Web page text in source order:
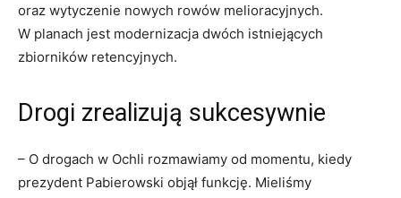
oraz wytyczenie nowych rowów melioracyjnych.
W planach jest modernizacja dwóch istniejących
zbiorników retencyjnych.
Drogi zrealizują sukcesywnie
– O drogach w Ochli rozmawiamy od momentu, kiedy
prezydent Pabierowski objął funkcję. Mieliśmy